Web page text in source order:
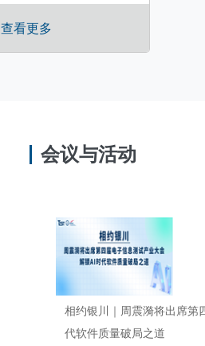
查看更多
会议与活动
相约银川｜周震漪将出席第
代软件质量破局之道